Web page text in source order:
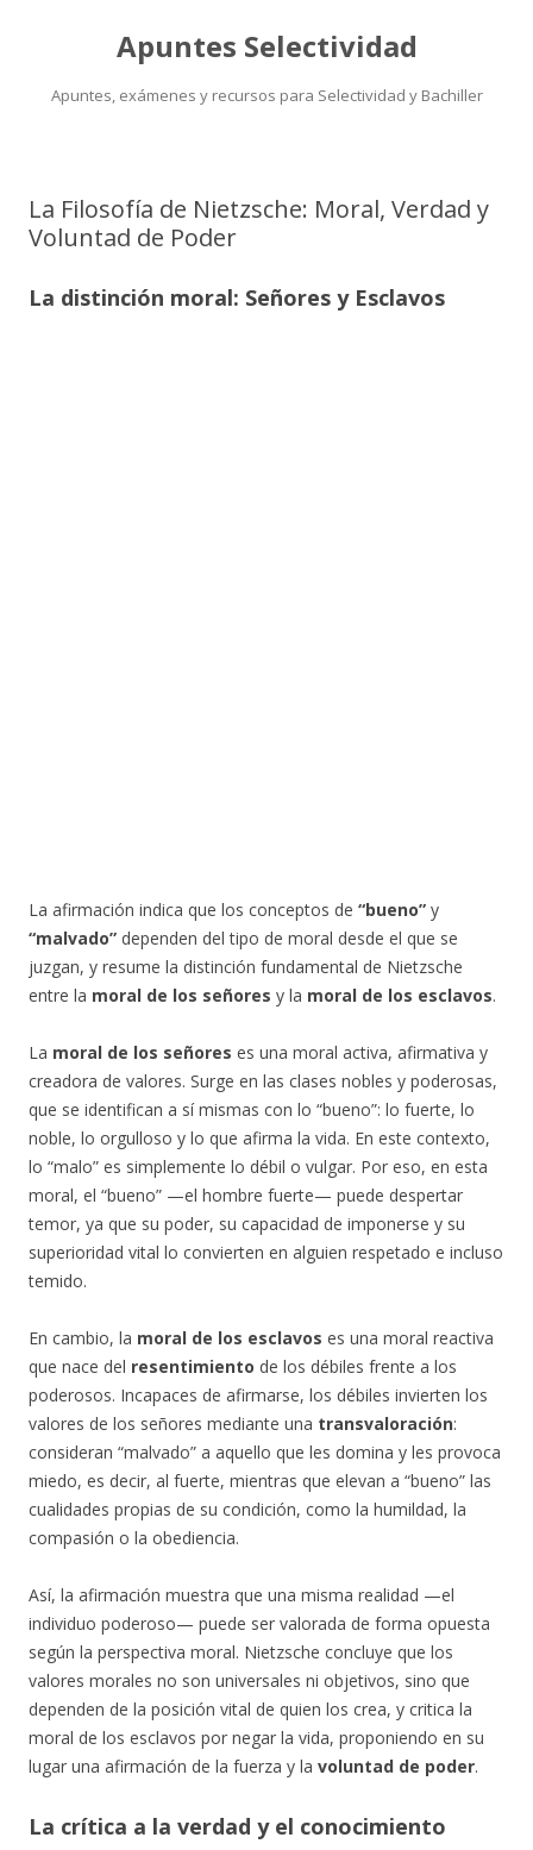
Apuntes Selectividad
Apuntes, exámenes y recursos para Selectividad y Bachiller
La Filosofía de Nietzsche: Moral, Verdad y
Voluntad de Poder
La distinción moral: Señores y Esclavos
La afirmación indica que los conceptos de “bueno” y
“malvado” dependen del tipo de moral desde el que se
juzgan, y resume la distinción fundamental de Nietzsche
entre la moral de los señores y la moral de los esclavos.
La moral de los señores es una moral activa, afirmativa y
creadora de valores. Surge en las clases nobles y poderosas,
que se identifican a sí mismas con lo “bueno”: lo fuerte, lo
noble, lo orgulloso y lo que afirma la vida. En este contexto,
lo “malo” es simplemente lo débil o vulgar. Por eso, en esta
moral, el “bueno” —el hombre fuerte— puede despertar
temor, ya que su poder, su capacidad de imponerse y su
superioridad vital lo convierten en alguien respetado e incluso
temido.
En cambio, la moral de los esclavos es una moral reactiva
que nace del resentimiento de los débiles frente a los
poderosos. Incapaces de afirmarse, los débiles invierten los
valores de los señores mediante una transvaloración:
consideran “malvado” a aquello que les domina y les provoca
miedo, es decir, al fuerte, mientras que elevan a “bueno” las
cualidades propias de su condición, como la humildad, la
compasión o la obediencia.
Así, la afirmación muestra que una misma realidad —el
individuo poderoso— puede ser valorada de forma opuesta
según la perspectiva moral. Nietzsche concluye que los
valores morales no son universales ni objetivos, sino que
dependen de la posición vital de quien los crea, y critica la
moral de los esclavos por negar la vida, proponiendo en su
lugar una afirmación de la fuerza y la voluntad de poder.
La crítica a la verdad y el conocimiento